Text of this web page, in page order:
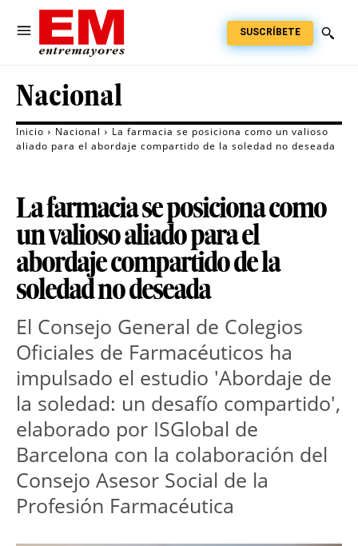
SUSCRÍBETE
Nacional
Inicio Nacional
La farmacia se posiciona como un valioso
aliado para el abordaje compartido de la soledad no deseada
La farmacia se posiciona como
un valioso aliado para el
abordaje compartido de la
soledad no deseada
El Consejo General de Colegios
Oficiales de Farmacéuticos ha
impulsado el estudio 'Abordaje de
la soledad: un desafío compartido',
elaborado por ISGlobal de
Barcelona con la colaboración del
Consejo Asesor Social de la
Profesión Farmacéutica